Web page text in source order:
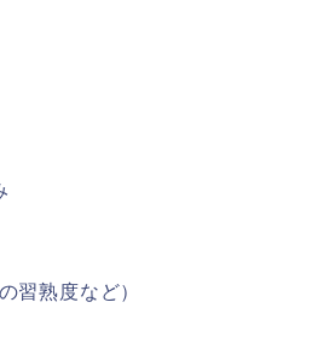
習熟度など）